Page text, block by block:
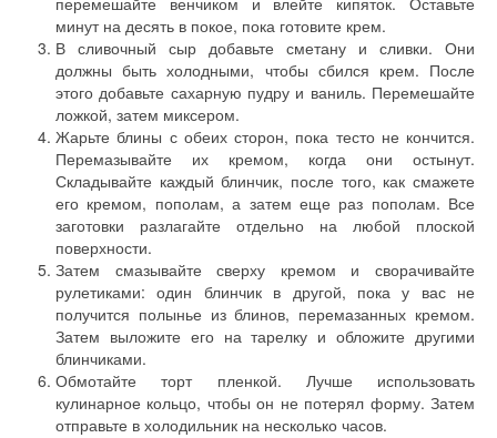
минут на десять в покое, пока готовите крем.
В сливочный сыр добавьте сметану и сливки. Они
должны быть холодными, чтобы сбился крем. После
этого добавьте сахарную пудру и ваниль. Перемешайте
ложкой, затем миксером.
Жарьте блины с обеих сторон, пока тесто не кончится.
Перемазывайте их кремом, когда они остынут.
Складывайте каждый блинчик, после того, как смажете
его кремом, пополам, а затем еще раз пополам. Все
заготовки разлагайте отдельно на любой плоской
поверхности.
Затем смазывайте сверху кремом и сворачивайте
рулетиками: один блинчик в другой, пока у вас не
получится полынье из блинов, перемазанных кремом.
Затем выложите его на тарелку и обложите другими
блинчиками.
Обмотайте торт пленкой. Лучше использовать
кулинарное кольцо, чтобы он не потерял форму. Затем
отправьте в холодильник на несколько часов.